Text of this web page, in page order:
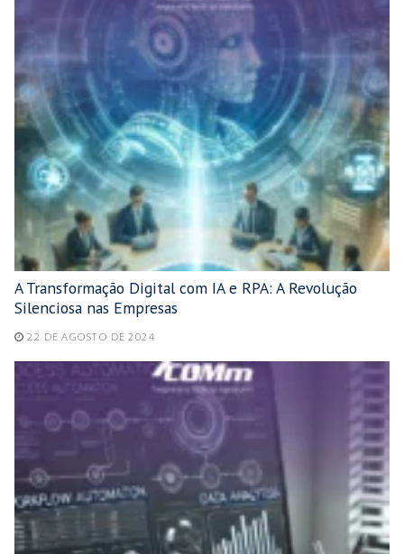
A Transformação Digital com IA e RPA: A Revolução
Silenciosa nas Empresas
22 DE AGOSTO DE 2024